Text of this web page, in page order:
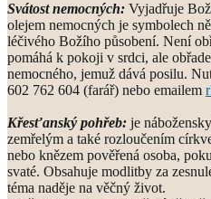
Svátost nemocných: Vyjadřuje
olejem nemocných je symbolech
léčivého Božího působení. Není
pomáhá k pokoji v srdci, ale
nemocného, jemuž dává posilu.
602 762 604 (farář) nebo emailem
Křesťanský pohřeb: je
zemřelým a také rozloučením
nebo knězem pověřená osoba,
svaté. Obsahuje modlitby za
téma naděje na věčný život.